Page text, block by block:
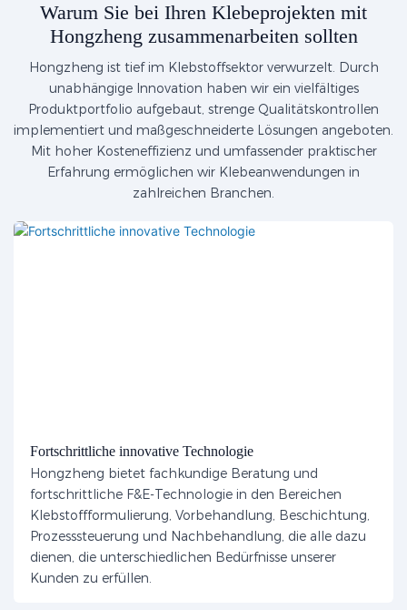
Warum Sie bei Ihren Klebeprojekten mit
Hongzheng zusammenarbeiten sollten
Hongzheng ist tief im Klebstoffsektor verwurzelt. Durch
unabhängige Innovation haben wir ein vielfältiges
Produktportfolio aufgebaut, strenge Qualitätskontrollen
implementiert und maßgeschneiderte Lösungen angeboten.
Mit hoher Kosteneffizienz und umfassender praktischer
Erfahrung ermöglichen wir Klebeanwendungen in
zahlreichen Branchen.
Fortschrittliche innovative Technologie
Hongzheng bietet fachkundige Beratung und
fortschrittliche F&E-Technologie in den Bereichen
Klebstoffformulierung, Vorbehandlung, Beschichtung,
Prozesssteuerung und Nachbehandlung, die alle dazu
dienen, die unterschiedlichen Bedürfnisse unserer
Kunden zu erfüllen.